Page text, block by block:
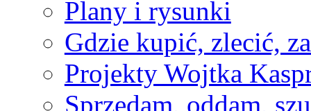
Plany i rysunki
Gdzie kupić, zlecić,
Projekty Wojtka
Sprzedam, oddam,